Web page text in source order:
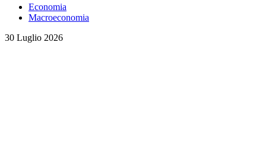
Economia
Macroeconomia
30 Luglio 2026